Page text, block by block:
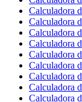
Calculadora
Calculadora
Calculadora
Calculadora
Calculadora
Calculadora
Calculadora
Calculadora
Calculadora